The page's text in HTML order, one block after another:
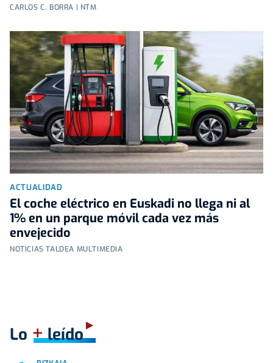
CARLOS C. BORRA | NTM
ACTUALIDAD
El coche eléctrico en Euskadi no llega ni al
1% en un parque móvil cada vez más
envejecido
NOTICIAS TALDEA MULTIMEDIA
Lo +leído